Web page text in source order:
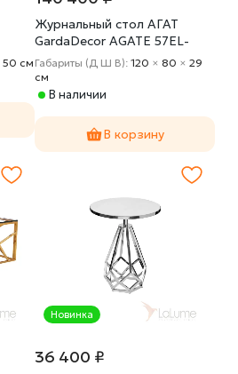
50 cм
Журнальный стол АГАТ
GardaDecor AGATE 57EL-
93601
Габариты (Д Ш В): 120 × 80 × 29
cм
В наличии
В корзину
Новинка
36 400 ₽